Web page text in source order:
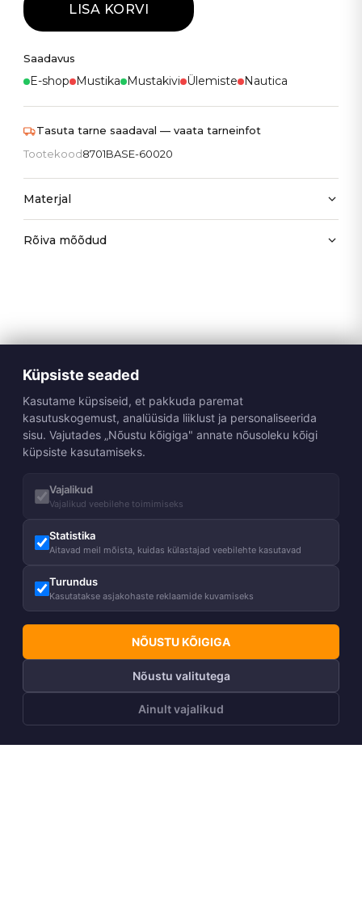
LISA KORVI
Saadavus
E-shop Mustika Mustakivi Ülemiste Nautica
Tasuta tarne saadaval — vaata tarneinfot
Tootekood8701BASE-60020
Materjal
Rõiva mõõdud
Küpsiste seaded
Kasutame küpsiseid, et pakkuda paremat
kasutuskogemust, analüüsida liiklust ja personaliseerida
sisu. Vajutades „Nõustu kõigiga" annate nõusoleku kõigi
küpsiste kasutamiseks.
Vajalikud
Vajalikud veebilehe toimimiseks
Statistika
Aitavad meil mõista, kuidas külastajad veebilehte kasutavad
Turundus
Kasutatakse asjakohaste reklaamide kuvamiseks
NÕUSTU KÕIGIGA
Nõustu valitutega
Ainult vajalikud